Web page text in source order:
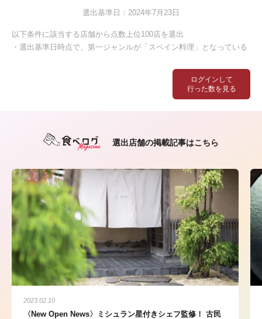
ログインして
行った数を見る
選出基準日：2024年7月23日
以下条件に該当する店舗から点数上位100店を選出
・選出基準日時点で、第一ジャンルが「スペイン料理」となっている
選出店舗の掲載記事はこちら
2023.02.10
〈New Open News〉ミシュラン星付きシェフ監修！ 古民